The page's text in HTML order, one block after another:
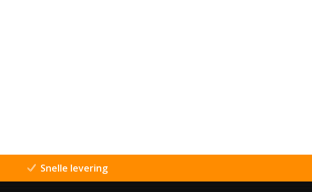
Snelle levering